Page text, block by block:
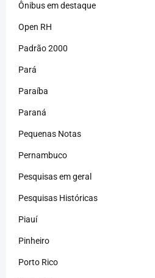
Ônibus em destaque
Open RH
Padrão 2000
Pará
Paraíba
Paraná
Pequenas Notas
Pernambuco
Pesquisas em geral
Pesquisas Históricas
Piauí
Pinheiro
Porto Rico